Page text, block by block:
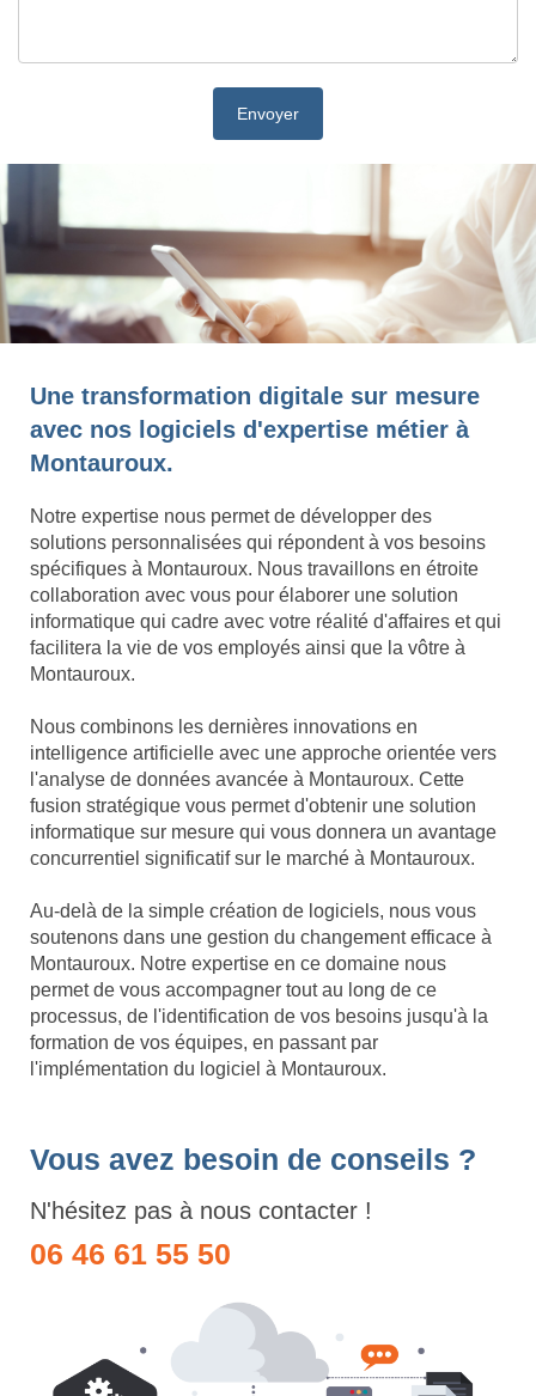
Une transformation digitale sur mesure
avec nos logiciels d'expertise métier à
Montauroux.
Notre expertise nous permet de développer des
solutions personnalisées qui répondent à vos besoins
spécifiques à Montauroux. Nous travaillons en étroite
collaboration avec vous pour élaborer une solution
informatique qui cadre avec votre réalité d'affaires et qui
facilitera la vie de vos employés ainsi que la vôtre à
Montauroux.
Nous combinons les dernières innovations en
intelligence artificielle avec une approche orientée vers
l'analyse de données avancée à Montauroux. Cette
fusion stratégique vous permet d'obtenir une solution
informatique sur mesure qui vous donnera un avantage
concurrentiel significatif sur le marché à Montauroux.
Au-delà de la simple création de logiciels, nous vous
soutenons dans une gestion du changement efficace à
Montauroux. Notre expertise en ce domaine nous
permet de vous accompagner tout au long de ce
processus, de l'identification de vos besoins jusqu'à la
formation de vos équipes, en passant par
l'implémentation du logiciel à Montauroux.
Vous avez besoin de conseils ?
N'hésitez pas à nous contacter !
06 46 61 55 50